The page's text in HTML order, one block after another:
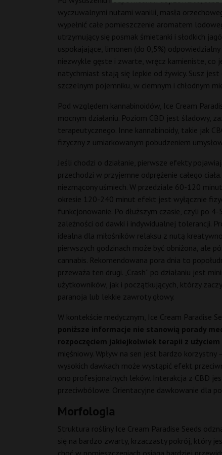
wyczuwalnymi nutami wanilii, masła
wypełnić całe pomieszczenie aromatem
utrzymujący się posmak śmietanki i słodkich
uspokajające, limonen (do 0,5%)
niezwykle gęste i zwarte, wręcz kamieniste, co
natychmiast stają się lepkie od żywicy. Susz
szczelnym pojemniku, w ciemnym i chłodnym
Pod względem kannabinoidów, Ice Cream
mocnym działaniu. Poziom CBD jest śladowy,
terapeutycznego. Inne kannabinoidy, takie jak
fizyczny z umiarkowanym pobudzeniem
Jeśli chodzi o działanie, pierwsze efekty
przechodzi w przyjemne odprężenie całego
niezmącony uśmiech. W przedziale 60-120
okresie 120-240 minut efekt jest wyłącznie
funkcjonowanie. Po dłuższym czasie, czyli po
zależności od dawki i indywidualnej tolerancji.
idealna dla miłośników relaksu z nutą
pierwszych godzinach może być obniżona, ale
cannabis. Rekomendowana pora dnia to
przeważa ten drugi. „Crash” po działaniu jest
użytkowników, jak i początkujących, którzy
paranoja lub lekkie zawroty głowy.
W kontekście medycznym, Ice Cream Paradise
poniższe informacje nie stanowią porady
rozpoczęciem jakiejkolwiek terapii z
mięśniowy. Wpływ na sen jest bardzo
wysokich dawkach może wystąpić efekt
ono profesjonalnych leków. Interakcja z CBD
przeciwbólowe. Orientacyjne dawkowanie dla
Morfologia
Struktura rośliny Ice Cream Paradise Seeds
się na bardzo zwarty, krzaczasty pokrój, który